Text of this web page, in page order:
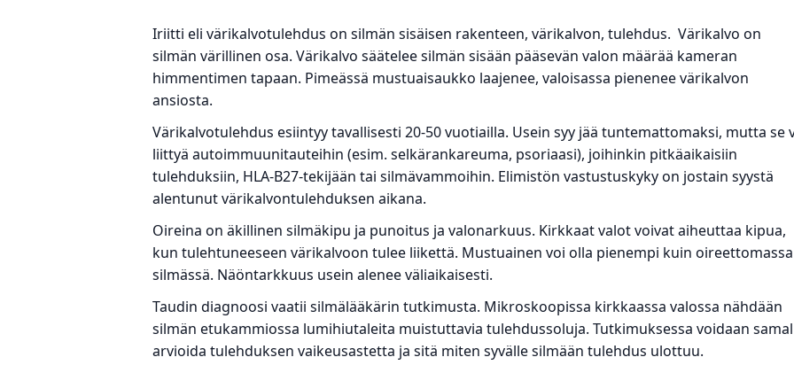
Iriitti eli värikalvotulehdus on silmän sisäisen rakenteen, värikalvon, tulehdus. Värikalvo on
silmän värillinen osa. Värikalvo säätelee silmän sisään pääsevän valon määrää kameran
himmentimen tapaan. Pimeässä mustuaisaukko laajenee, valoisassa pienenee värikalvon
ansiosta.
Värikalvotulehdus esiintyy tavallisesti 20-50 vuotiailla. Usein syy jää tuntemattomaksi, mutta se
liittyä autoimmuunitauteihin (esim. selkärankareuma, psoriaasi), joihinkin pitkäaikaisiin
tulehduksiin, HLA-B27-tekijään tai silmävammoihin. Elimistön vastustuskyky on jostain syystä
alentunut värikalvontulehduksen aikana.
Oireina on äkillinen silmäkipu ja punoitus ja valonarkuus. Kirkkaat valot voivat aiheuttaa kipua,
kun tulehtuneeseen värikalvoon tulee liikettä. Mustuainen voi olla pienempi kuin oireettomassa
silmässä. Näöntarkkuus usein alenee väliaikaisesti.
Taudin diagnoosi vaatii silmälääkärin tutkimusta. Mikroskoopissa kirkkaassa valossa nähdään
silmän etukammiossa lumihiutaleita muistuttavia tulehdussoluja. Tutkimuksessa voidaan
arvioida tulehduksen vaikeusastetta ja sitä miten syvälle silmään tulehdus ulottuu.